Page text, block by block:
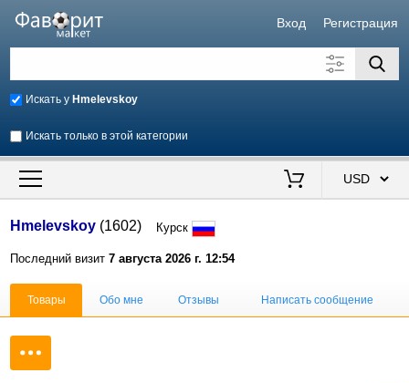
Вход Регистрация
Искать у Hmelevskoy
Искать только в этой категории
Искать также в описании
Продавец
Hmelevskoy (1602) Курск
Последний визит7 августа 2026 г. 12:54
Товары Обо мне Отзывы Написать сообщение